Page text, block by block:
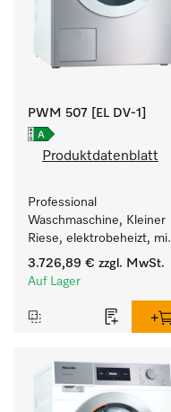
PWM 507 [EL DV-1]
Produktdatenblatt
Professional
Waschmaschine, Kleiner
Riese, elektrobeheizt, mit
Ablaufventil und
zielgruppenspezifischen
Leistung 7 kg  in 49 min .
3.726,89 € zzgl. MwSt.
Auf Lager